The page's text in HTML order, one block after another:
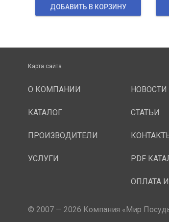
ДОБАВИТЬ В КОРЗИНУ
Карта сайта
О КОМПАНИИ
КАТАЛОГ
ПРОИЗВОДИТЕЛИ
УСЛУГИ
НОВОСТИ
СТАТЬИ
PDF
ОПЛАТА
© 2007 — 2026 Компания «Мир